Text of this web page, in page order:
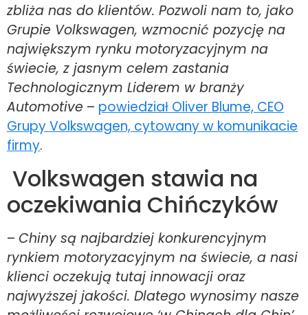
zbliża nas do klientów. Pozwoli nam to, jako
Grupie Volkswagen, wzmocnić pozycję na
największym rynku motoryzacyjnym na
świecie, z jasnym celem zastania
Technologicznym Liderem w branży
Automotive – powiedział Oliver Blume, CEO
Grupy Volkswagen, cytowany w komunikacie
firmy.
Volkswagen stawia na
oczekiwania Chińczyków
– Chiny są najbardziej konkurencyjnym
rynkiem motoryzacyjnym na świecie, a nasi
klienci oczekują tutaj innowacji oraz
najwyższej jakości. Dlatego wynosimy nasze